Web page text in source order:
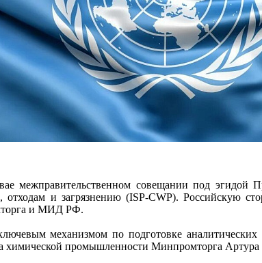
межправительственном совещании под
отходам и загрязнению (ISP-CWP). Российскую
и МИД РФ.
механизмом по подготовке
химической промышленности Минпромторга